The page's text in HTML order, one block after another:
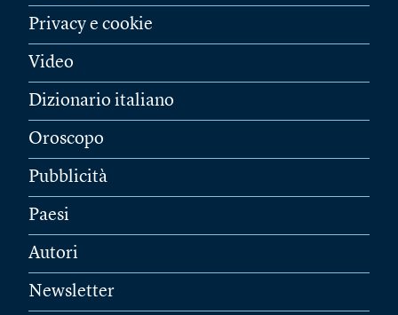
Privacy e cookie
Video
Dizionario italiano
Oroscopo
Pubblicità
Paesi
Autori
Newsletter